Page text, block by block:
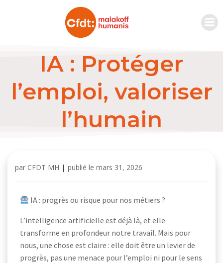
IA : Protéger
l’emploi, valoriser
l’humain
par CFDT MH | publié le mars 31, 2026
IA : progrès ou risque pour nos métiers ?
L’intelligence artificielle est déjà là, et elle
transforme en profondeur notre travail. Mais pour
nous, une chose est claire : elle doit être un levier de
progrès, pas une menace pour l’emploi ni pour le sens